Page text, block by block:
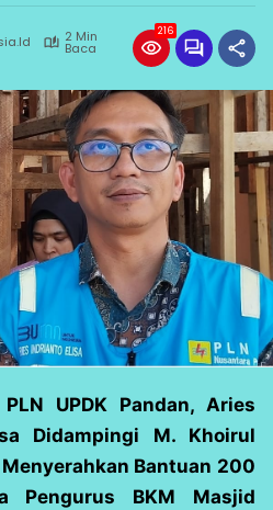
2 Min
Baca
216
UPDK Pandan, Aries
Didampingi
M. Khoirul
Bantuan 200
Pengurus BKM Masjid